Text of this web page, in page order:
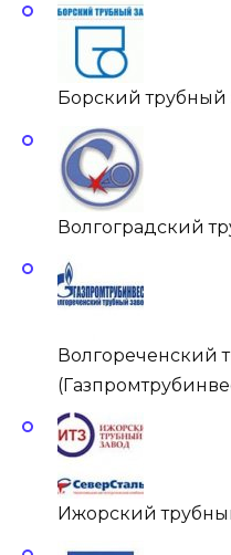
Борский трубный
Волгоградский
Волгореченский
Ижорский